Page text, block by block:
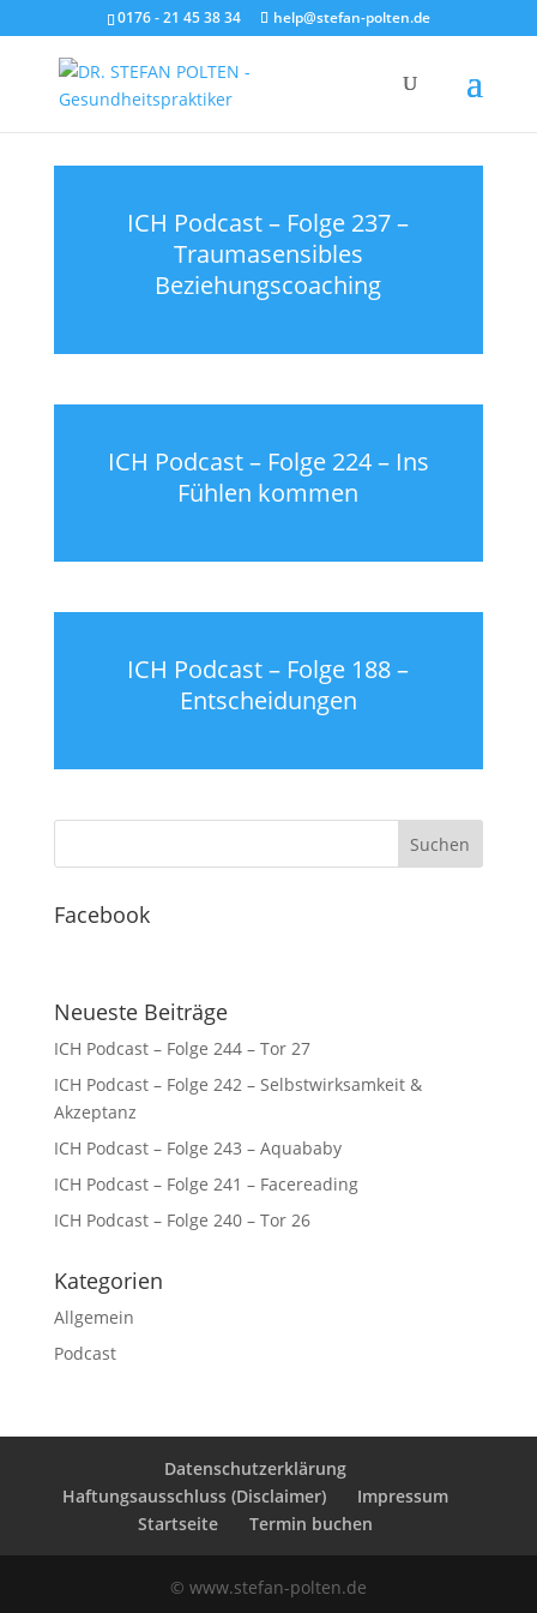
0176 - 21 45 38 34 help@stefan-polten.de
ICH Podcast – Folge 237 –
Traumasensibles
Beziehungscoaching
ICH Podcast – Folge 224 – Ins
Fühlen kommen
ICH Podcast – Folge 188 –
Entscheidungen
Facebook
Neueste Beiträge
ICH Podcast – Folge 244 – Tor 27
ICH Podcast – Folge 242 – Selbstwirksamkeit &
Akzeptanz
ICH Podcast – Folge 243 – Aquababy
ICH Podcast – Folge 241 – Facereading
ICH Podcast – Folge 240 – Tor 26
Kategorien
Allgemein
Podcast
Datenschutzerklärung
Haftungsausschluss (Disclaimer)
Impressum
Startseite
Termin buchen
© www.stefan-polten.de